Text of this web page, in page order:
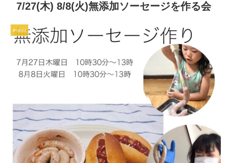
7/27(木) 8/8(火)無添加ソーセージを作る会⁡
event